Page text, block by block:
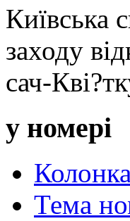
Київська
заходу
сач-
у номері
Тема